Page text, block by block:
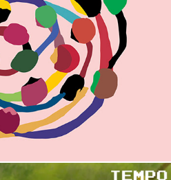
proteja